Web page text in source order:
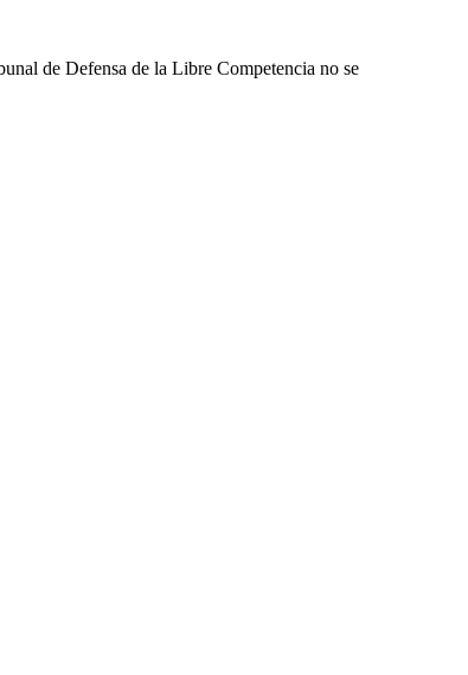
de Defensa de la Libre Competencia no se